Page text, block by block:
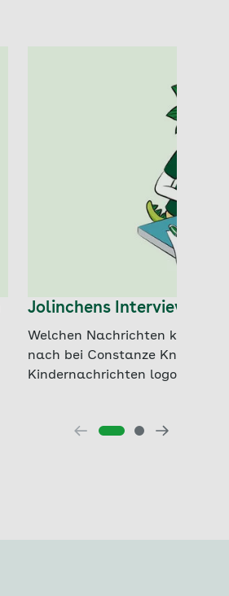
Jolinchens Interview mit
Welchen Nachrichten kann
nach bei Constanze Knöchel,
Kindernachrichten logo!